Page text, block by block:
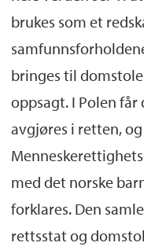
brukes som et
bringes til
oppsagt. I Polen
avgjøres i retten,
med det norske
forklares. Den
rettsstat og